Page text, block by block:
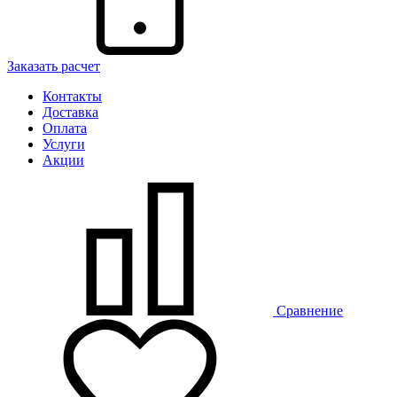
Заказать расчет
Контакты
Доставка
Оплата
Услуги
Акции
Сравнение